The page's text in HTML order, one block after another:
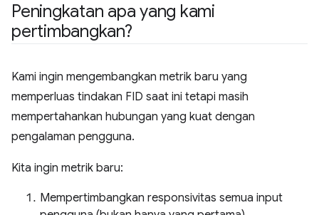
Peningkatan apa yang kami
pertimbangkan?
Kami ingin mengembangkan metrik baru yang
memperluas tindakan FID saat ini tetapi masih
mempertahankan hubungan yang kuat dengan
pengalaman pengguna.
Kita ingin metrik baru:
Mempertimbangkan responsivitas semua input